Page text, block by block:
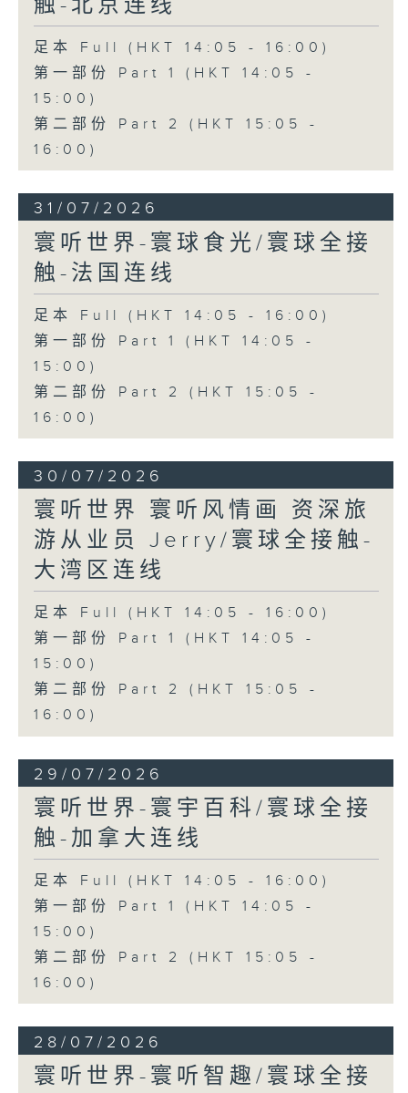
触-北京连线
足本 Full (HKT 14:05 - 16:00)
第一部份 Part 1 (HKT 14:05 -
15:00)
第二部份 Part 2 (HKT 15:05 -
16:00)
31/07/2026
寰听世界-寰球食光/寰球全接
触-法国连线
足本 Full (HKT 14:05 - 16:00)
第一部份 Part 1 (HKT 14:05 -
15:00)
第二部份 Part 2 (HKT 15:05 -
16:00)
30/07/2026
寰听世界 寰听风情画 资深旅
游从业员 Jerry/寰球全接触-
大湾区连线
足本 Full (HKT 14:05 - 16:00)
第一部份 Part 1 (HKT 14:05 -
15:00)
第二部份 Part 2 (HKT 15:05 -
16:00)
29/07/2026
寰听世界-寰宇百科/寰球全接
触-加拿大连线
足本 Full (HKT 14:05 - 16:00)
第一部份 Part 1 (HKT 14:05 -
15:00)
第二部份 Part 2 (HKT 15:05 -
16:00)
28/07/2026
寰听世界-寰听智趣/寰球全接